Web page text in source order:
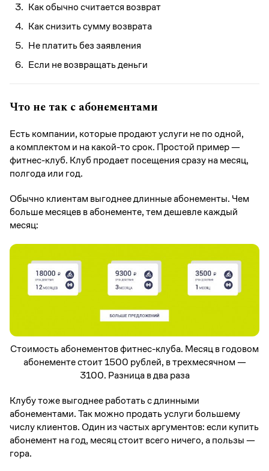
Как обычно считается возврат
Как снизить сумму возврата
Не платить без заявления
Если не возвращать деньги
Что не так с абонементами
Есть компании, которые продают услуги не по одной,
а комплектом и на какой-то срок. Простой пример —
фитнес-клуб. Клуб продает посещения сразу на месяц,
полгода или год.
Обычно клиентам выгоднее длинные абонементы. Чем
больше месяцев в абонементе, тем дешевле каждый
месяц:
Стоимость абонементов фитнес-клуба. Месяц в годовом
абонементе стоит 1500 рублей, в трехмесячном —
3100. Разница в два раза
Клубу тоже выгоднее работать с длинными
абонементами. Так можно продать услуги большему
числу клиентов. Один из частых аргументов: если купить
абонемент на год, месяц стоит всего ничего, а пользы —
гора.